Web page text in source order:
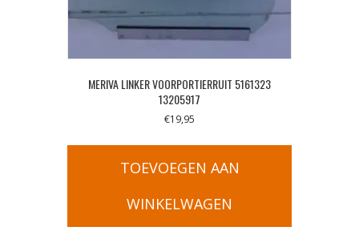
MERIVA LINKER VOORPORTIERRUIT 5161323
13205917
€19,95
TOEVOEGEN AAN
WINKELWAGEN